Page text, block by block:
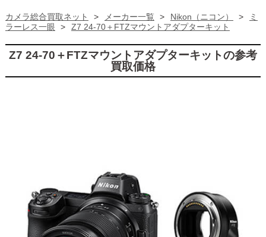
カメラ総合買取ネット > メーカー一覧 > Nikon（ニコン） >
ミ
ラーレス一眼
> Z7 24-70＋FTZマウントアダプターキット
Z7 24-70＋FTZマウントアダプターキットの参考
買取価格